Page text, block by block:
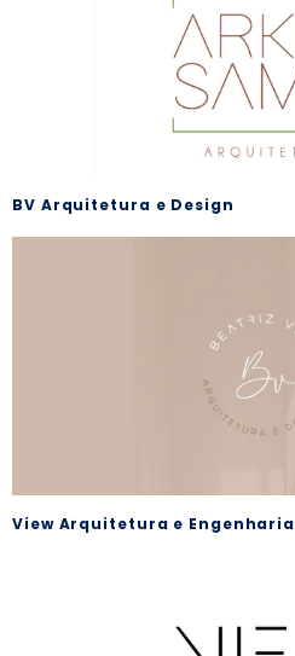
BV Arquitetura e Design
View Arquitetura e Engenharia